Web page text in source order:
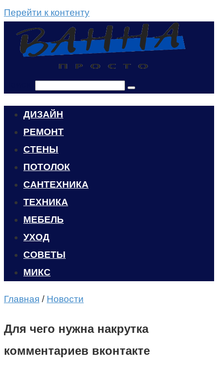
Перейти к контенту
ДИЗАЙН
РЕМОНТ
СТЕНЫ
ПОТОЛОК
САНТЕХНИКА
ТЕХНИКА
МЕБЕЛЬ
УХОД
CОВЕТЫ
МИКС
Главная / Новости
Для чего нужна накрутка
комментариев вконтакте